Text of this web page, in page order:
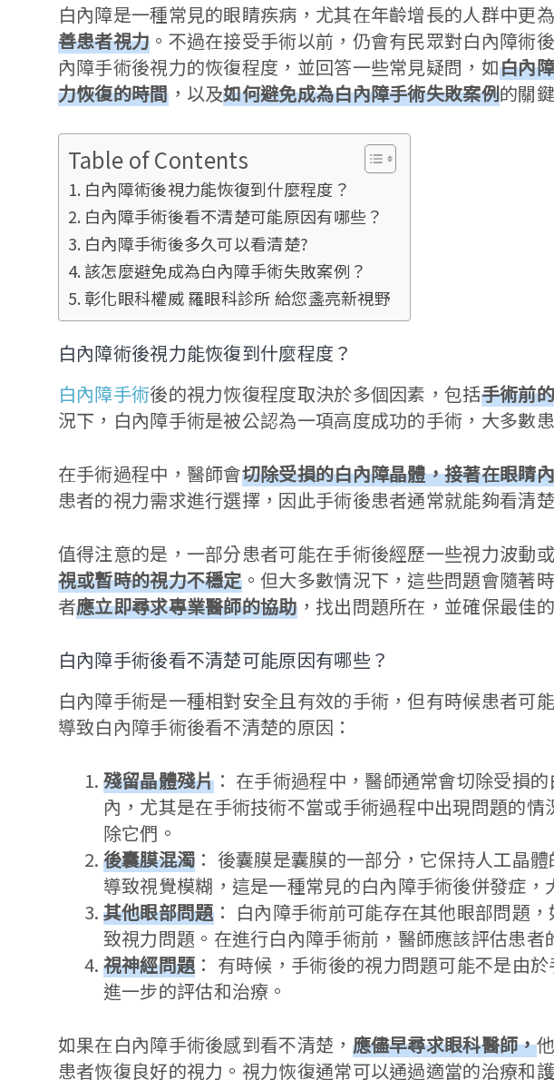
白內障是一種常見的眼睛疾病，尤其在年齡增長的人群中更
善患者視力 。不過在接受手術以前，仍會有民眾對白內障術
內障手術後視力的恢復程度，並回答一些常見疑問，如白內
力恢復的時間，以及如何避免成為白內障手術失敗案例的關
Table of Contents
白內障術後視力能恢復到什麼程度？
白內障手術後看不清楚可能原因有哪些？
白內障手術後多久可以看清楚?
該怎麼避免成為白內障手術失敗案例？
彰化眼科權威 羅眼科診所 給您盞亮新視野
白內障術後視力能恢復到什麼程度？
白內障手術後的視力恢復程度取決於多個因素，包括手術前
況下，白內障手術是被公認為一項高度成功的手術，大多數
在手術過程中，醫師會切除受損的白內障晶體，接著在眼睛
患者的視力需求進行選擇，因此手術後患者通常就能夠看清
值得注意的是，一部分患者可能在手術後經歷一些視力波動
視或暫時的視力不穩定。但大多數情況下，這些問題會隨著
者應立即尋求專業醫師的協助，找出問題所在，並確保最佳
白內障手術後看不清楚可能原因有哪些？
白內障手術是一種相對安全且有效的手術，但有時候患者
導致白內障手術後看不清楚的原因：
殘留晶體殘片： 在手術過程中，醫師通常會切除受損
內，尤其是在手術技術不當或手術過程中出現問題的
除它們。
後囊膜混濁 ： 後囊膜是囊膜的一部分，它保持人工晶
導致視覺模糊，這是一種常見的白內障手術後併發症
其他眼部問題： 白內障手術前可能存在其他眼部問題
致視力問題。在進行白內障手術前，醫師應該評估患者
視神經問題 ： 有時候，手術後的視力問題可能不是由
進一步的評估和治療。
如果在白內障手術後感到看不清楚， 應儘早尋求眼科醫師，
患者恢復良好的視力。視力恢復通常可以通過適當的治療和